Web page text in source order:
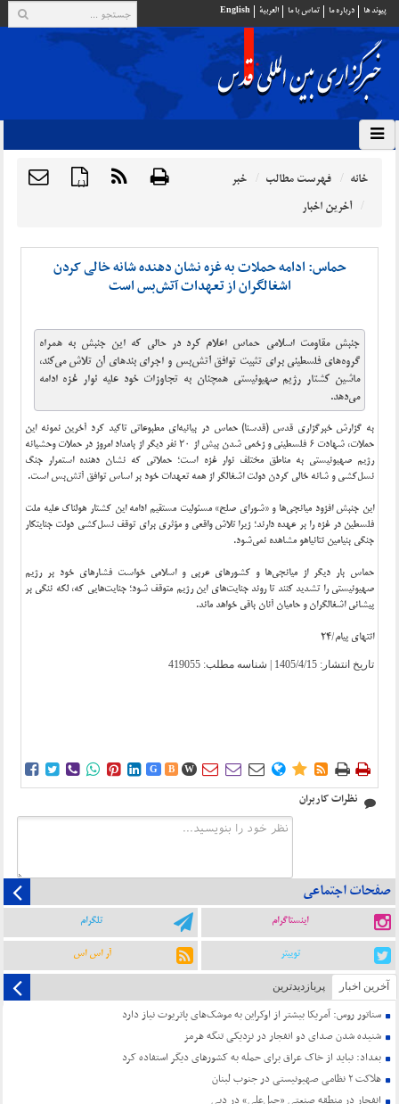
پيوند ها درباره ما تماس با ما العربية English
{ } خانه فهرست مطالب
خبر
آخرین اخبار
حماس: ادامه حملات به غزه نشان‌ دهنده شانه خالی کردن
اشغالگران از تعهدات آتش‌بس است
جنبش مقاومت اسلامی حماس اعلام کرد در حالی که این جنبش به همراه
گروه‌های فلسطینی برای تثبیت توافق آتش‌بس و اجرای بندهای آن تلاش می‌کند،
ماشین کشتار رژیم صهیونیستی همچنان به تجاوزات خود علیه نوار غزه ادامه
می‌دهد.
به گزارش خبرگزاری قدس (قدسنا) حماس در بیانیه‌ای مطبوعاتی تاکید کرد آخرین نمونه این
حملات، شهادت ۶ فلسطینی و زخمی شدن بیش از ۲۰ نفر دیگر از بامداد امروز در حملات وحشیانه
رژیم صهیونیستی به مناطق مختلف نوار غزه است؛ حملاتی که نشان‌ دهنده استمرار جنگ
نسل‌کشی و شانه خالی کردن دولت اشغالگر از همه تعهدات خود بر اساس توافق آتش‌بس است.
این جنبش افزود میانجی‌ها و «شورای صلح» مسئولیت مستقیم ادامه این کشتار هولناک علیه ملت
فلسطین در غزه را بر عهده دارند؛ زیرا تلاش واقعی و مؤثری برای توقف نسل‌کشی‌ دولت جنایتکار
جنگی بنیامین نتانیاهو مشاهده نمی‌شود.
حماس بار دیگر از میانجی‌ها و کشورهای عربی و اسلامی خواست فشارهای خود بر رژیم
صهیونیستی را تشدید کنند تا روند جنایت‌های این رژیم متوقف شود؛ جنایت‌هایی که، لکه ننگی بر
پیشانی اشغالگران و حامیان آنان باقی خواهد ماند.
انتهای پیام/24
تاریخ انتشار: 1405/4/15 | شناسه مطلب: 419055
      G B W        
نظرات کاربران
صفحات اجتماعی
اینستاگرام تلگرام
توییتر آر اس اس
آخرین اخبار پربازدیدترین
سناتور روس: آمریکا بیشتر از اوکراین به موشک‌های پاتریوت نیاز دارد
شنیده شدن صدای دو انفجار در نزدیکی تنگه هرمز
بغداد: نباید از خاک عراق برای حمله به کشورهای دیگر استفاده کرد
هلاکت ۲ نظامی صهیونیستی در جنوب لبنان
انفجار در منطقه صنعتی «جبل‌علی» در دبی